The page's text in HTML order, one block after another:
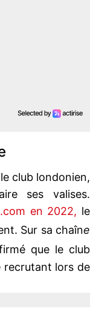
club londonien,
ses valises.
en 2022, le
Sur sa chaîne
que le club
recrutant lors de